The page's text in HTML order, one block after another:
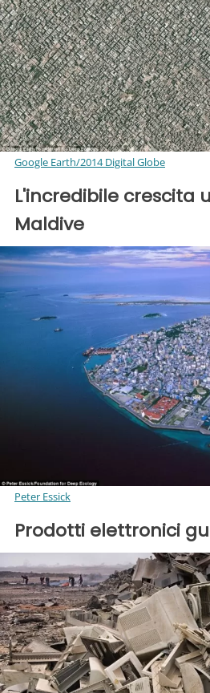
Google Earth/2014 Digital Globe
L'incredibile crescita
Maldive
Peter Essick
Prodotti elettronici